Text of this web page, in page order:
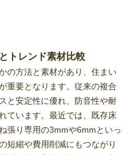
トレンド素材比較
の方法と素材があり、住まい
重要となります。従来の複合
と安定性に優れ、防音性や耐
ています。最近では、既存床
張り専用の3mmや6mmといっ
短縮や費用削減にもつながり